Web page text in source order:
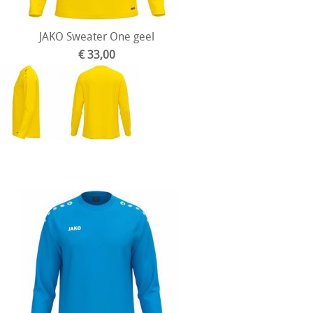
JAKO Sweater One geel
€ 33,00